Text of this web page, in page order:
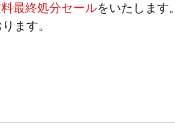
最終処分セールをいたします。
ます。